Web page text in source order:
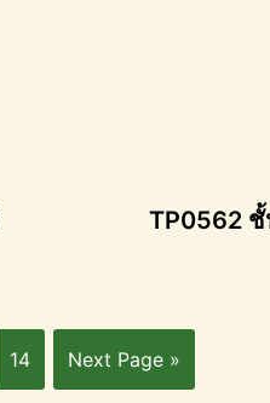
TP0562
14 Next Page »